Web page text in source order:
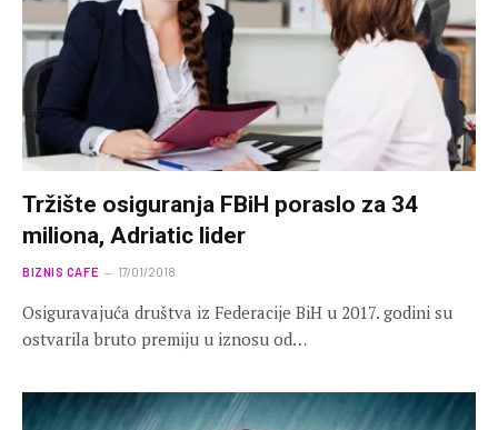
Tržište osiguranja FBiH poraslo za 34
miliona, Adriatic lider
BIZNIS CAFE 17/01/2018
Osiguravajuća društva iz Federacije BiH u 2017. godini su
ostvarila bruto premiju u iznosu od…